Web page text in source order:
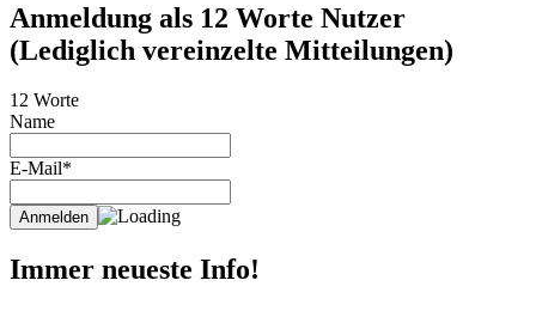
Anmeldung als 12 Worte Nutzer
(Lediglich vereinzelte Mitteilungen)
12 Worte
Name
E-Mail*
Immer neueste Info!